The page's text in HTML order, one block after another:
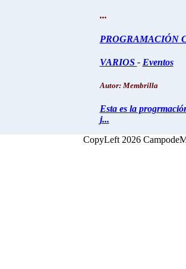
...
PROGRAMACIÓN
VARIOS - Eventos
Autor: Membrilla
Esta es la
j...
CopyLeft 2026